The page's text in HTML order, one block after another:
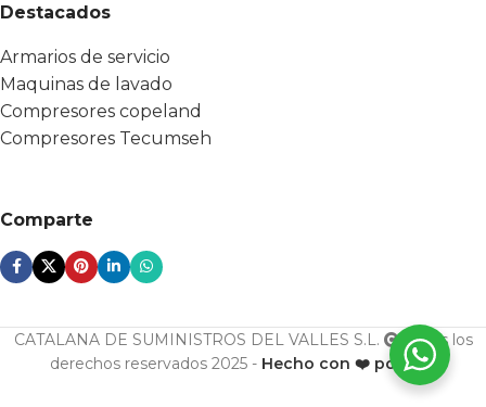
Destacados
Armarios de servicio
Maquinas de lavado
Compresores copeland
Compresores Tecumseh
Comparte
CATALANA DE SUMINISTROS DEL VALLES S.L.
Todos los
derechos reservados 2025 - Hecho con ❤️ por ESF